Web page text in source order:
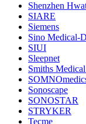
Shenzhen
SIARE
Siemens
Sino Medical-
SIUI
Sleepnet
Smiths
Sonoscape
SONOSTAR
STRYKER
Tecme